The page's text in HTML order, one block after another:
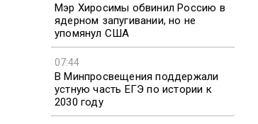
Мэр Хиросимы обвинил Россию в
ядерном запугивании, но не
упомянул США
07:44
В Минпросвещения поддержали
устную часть ЕГЭ по истории к
2030 году